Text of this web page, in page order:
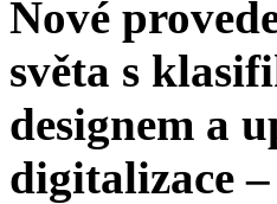
Nové
světa s
designem a
digitalizace